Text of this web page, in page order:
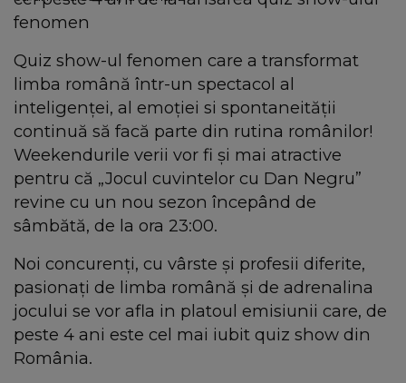
fenomen
Quiz show-ul fenomen care a transformat
limba română într-un spectacol al
inteligenței, al emoției si spontaneităţii
continuă să facă parte din rutina românilor!
Weekendurile verii vor fi şi mai atractive
pentru că „Jocul cuvintelor cu Dan Negru”
revine cu un nou sezon începând de
sâmbătă, de la ora 23:00.
Noi concurenți, cu vârste și profesii diferite,
pasionați de limba română și de adrenalina
jocului se vor afla in platoul emisiunii care, de
peste 4 ani este cel mai iubit quiz show din
România.